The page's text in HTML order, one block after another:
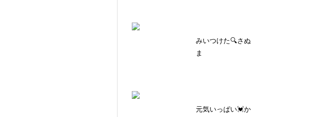
みいつけた🔍さぬ
ま
元気いっぱい💓か